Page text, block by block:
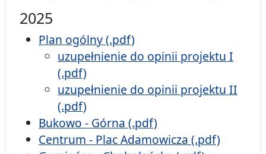
2025
Plan ogólny (.pdf)
uzupełnienie do opinii projektu I
(.pdf)
uzupełnienie do opinii projektu II
(.pdf)
Bukowo - Górna (.pdf)
Centrum - Plac Adamowicza (.pdf)